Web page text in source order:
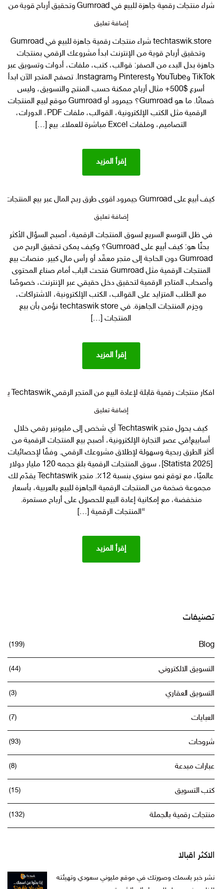
شراء منتجات رقمية جاهزة للبيع في Gumroad وتحقيق أرباح قوية من الإنترنت
إضافة تعليقعلى
منتجات
رقمية
جاهزة
للبيع
في Gumroad وتحقيق
من
الإنترنت
techtaswik.store شراء منتجات رقمية جاهزة للبيع في Gumroad
وتحقيق أرباح قوية من الإنترنت ابدأ مشروعك الرقمي بمنتجات
جاهزة بدل البدء من الصفر: قوالب، كتب، ملفات، أدوات وتسويق عبر
TikTok وYouTube وPinterest وInstagram. تصفح المتجر الآن ابدأ
أسرع $500+ مثال أرباح ممكنة حسب المنتج والتسويق، وليس
ضمانًا. ما هو Gumroad؟ جيمرود أو Gumroad موقع لبيع المنتجات
الرقمية مثل الكتب الإلكترونية، القوالب، ملفات PDF، الدورات،
التصاميم، وملفات Excel مباشرة للعملاء. بيع […]
إقرأ المزيد
كيف أبيع على Gumroad جيمرود اقوى طرق ربح المال عبر بيع المنتجات الرقمية؟
إضافة تعليقعلى
أبيع
على
Gumroad
جيمرود
اقوى
طرق
ربح
المال
عبر
المنتجات
في ظل التوسع السريع لسوق المنتجات الرقمية، أصبح السؤال الأكثر
بحثًا هو: كيف أبيع على Gumroad؟ وكيف يمكن تحقيق الربح من
Gumroad دون الحاجة إلى متجر معقّد أو رأس مال كبير. منصات بيع
المنتجات الرقمية مثل Gumroad فتحت الباب أمام صناع المحتوى
وأصحاب المتاجر الرقمية لتحقيق دخل حقيقي عبر الإنترنت، خصوصًا
مع الطلب المتزايد على القوالب، الكتب الإلكترونية، الاشتراكات،
وحِزم المنتجات الجاهزة. في techtaswik store نؤمن بأن بيع
المنتجات […]
إقرأ المزيد
افكار منتجات رقمية قابلة لإعادة البيع من المتجر الرقمي Techtaswik يمكن بيعها في gumroad و etsy وسلة
إضافة تعليقعلى
منتجات
رقمية
قابلة
لإعادة
البيع
من
المتجر
الرقمي
Techtaswik
بيعها
كيف يحول متجر Techtaswik أي شخص إلى مليونير رقمي خلال
أسابيع!في عصر التجارة الإلكترونية، أصبح بيع المنتجات الرقمية من
أكثر الطرق ربحية وسهولة لإطلاق مشروعك الرقمي. وفقًا لإحصائيات
[Statista 2025]، سوق المنتجات الرقمية بلغ حجمه 120 مليار دولار
عالميًا، مع توقع نمو سنوي بنسبة 12٪. متجر Techtaswik يقدّم لك
مجموعة ضخمة من المنتجات الرقمية الجاهزة للبيع بالعربية، بأسعار
منخفضة، مع إمكانية إعادة البيع للحصول على أرباح مستمرة.
“المنتجات الرقمية […]
إقرأ المزيد
تصنيفات
Blog
(199)
التسويق الالكتروني (44)
التسويق العقاري (3)
العبايات (7)
شروحات (93)
عبارات مبدعة (8)
كتب التسويق (15)
منتجات رقمية بالجملة (132)
الاكثر اقبالا
نشر خبر باسمك وصورتك في موقع مليوني سعودي وتهيئته